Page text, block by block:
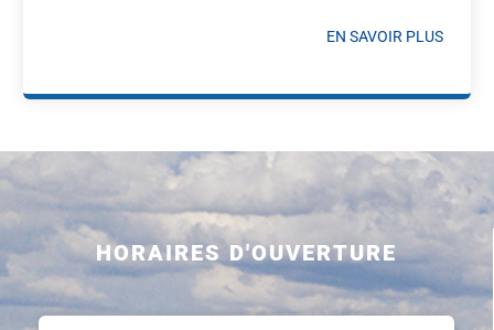
EN SAVOIR PLUS
HORAIRES D'OUVERTURE